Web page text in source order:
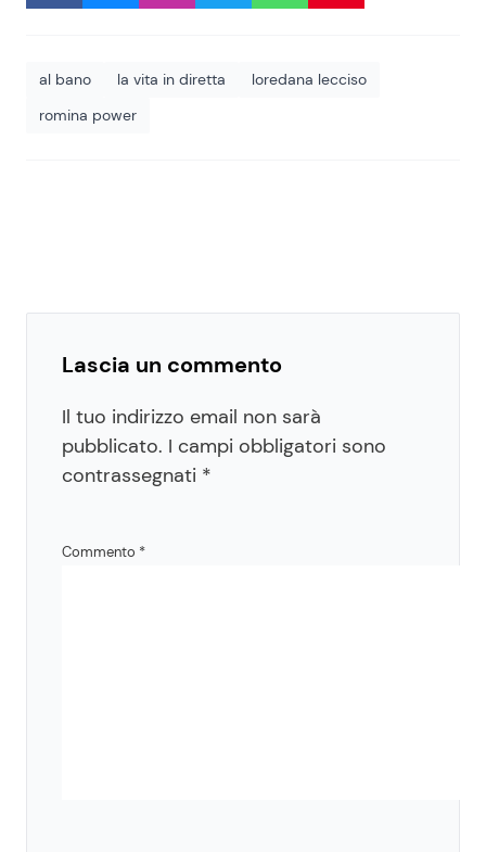
al bano la vita in diretta
loredana lecciso
romina power
Lascia un commento
Il tuo indirizzo email non sarà
pubblicato. I campi obbligatori sono
contrassegnati *
Commento *